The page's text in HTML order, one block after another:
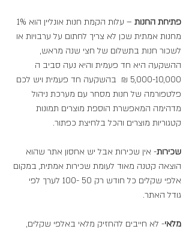
פתיחת החנות
מחנות אמתית שכן לא צריך לחתום על ערבויות או
לשכור חנות בתשלום של חצי שנה מראש,
ההשקעה היא חד פעמית והיא נעה סביב ה
5,000-10,000 ₪  בהשקעה חד פעמית ויש לכם
פלטפורמה של חנות מסחר עם מערכת ניהול
מדהימה המאפשרת הוספת מוצרים תמונות
קטגוריות מוצרים והכל בלחיצת כפתור.
שכירות- אין שכירות אבל יש אחסון אתר שהוא
הוצאה קטנה מאוד לעומת שכירות אמתית, במקום
אלפי שקלים כל חודש רק 50 -100 לערך לפי
גודל האתר.
מלאי- לא חייבים להחזיק מלאי באלפי שקלים,